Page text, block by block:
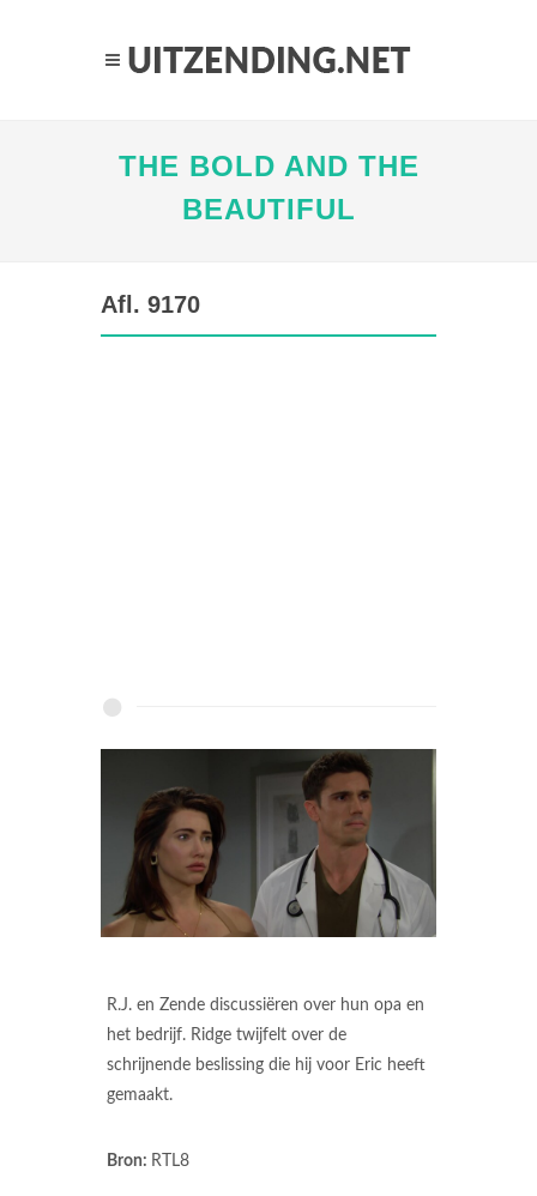
THE BOLD AND THE
BEAUTIFUL
Afl. 9170
R.J. en Zende discussiëren over hun opa en
het bedrijf. Ridge twijfelt over de
schrijnende beslissing die hij voor Eric heeft
gemaakt.
Bron: RTL8